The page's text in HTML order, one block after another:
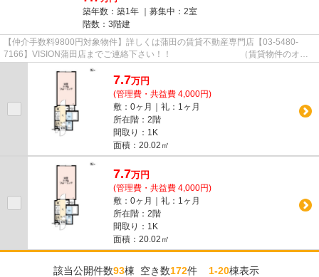
築年数：築1年 ｜募集中： 2室
階数：3階建
【仲介手数料9800円対象物件】詳しくは蒲田の賃貸不動産専門店【03-5480-
7166】VISION蒲田店までご連絡下さい！！ （賃貸物件のオス
スメポイント） 築3年以内 洗面所独...
7.7万円
(管理費・共益費 4,000円)
敷：0ヶ月｜礼：1ヶ月
所在階：2階
間取り：1K
面積：20.02㎡
7.7万円
(管理費・共益費 4,000円)
敷：0ヶ月｜礼：1ヶ月
所在階：2階
間取り：1K
面積：20.02㎡
該当公開件数93棟 空き数172件1-20棟表示